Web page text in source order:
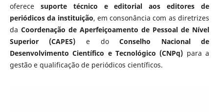
oferece suporte técnico e editorial aos editores de
periódicos da instituição, em consonância com as diretrizes
da Coordenação de Aperfeiçoamento de Pessoal de Nível
Superior (CAPES) e doConselho Nacional de
Desenvolvimento Científico e Tecnológico (CNPq) para a
gestão e qualificação de periódicos científicos.